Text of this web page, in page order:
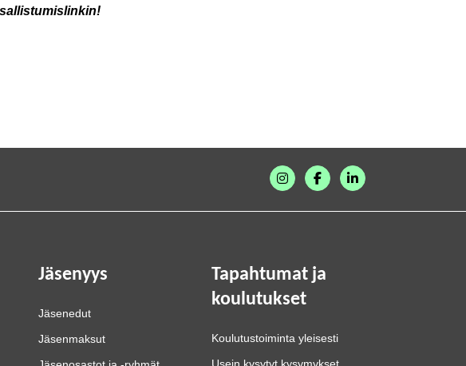
Jäsenyys
Jäsenedut
Jäsenmaksut
Tapahtumat ja
koulutukset
Koulutustoiminta yleisesti